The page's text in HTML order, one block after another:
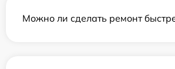
Можно ли сделать ремонт